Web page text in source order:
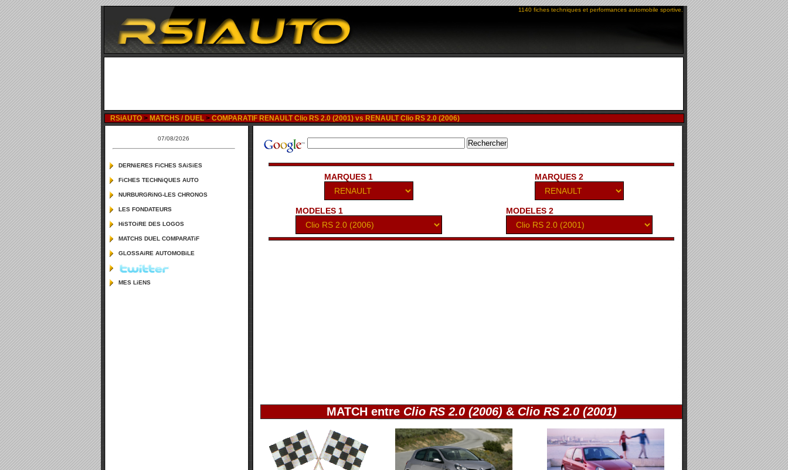
1140 fiches techniques et performances automobile sportive.
RSiAUTO > MATCHS / DUEL > COMPARATIF RENAULT Clio RS 2.0 (2001) vs RENAULT Clio RS 2.0 (2006)
MARQUES 1 MARQUES 2
MODELES 1 MODELES 2
MATCH entre Clio RS 2.0 (2006) & Clio RS 2.0 (2001)
07/08/2026
DERNiERES FiCHES SAiSiES
FiCHES TECHNiQUES AUTO
NURBURGRiNG-LES CHRONOS
LES FONDATEURS
HiSTOiRE DES LOGOS
MATCHS DUEL COMPARATiF
GLOSSAiRE AUTOMOBiLE
MES LiENS